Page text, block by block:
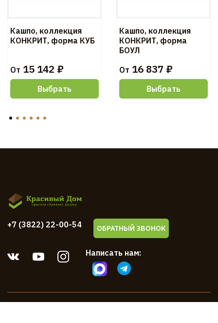
Кашпо, коллекция
КОНКРИТ, форма КУБ
От 15 142 ₽
Выбрать
Кашпо, коллекция
КОНКРИТ, форма
БОУЛ
От 16 837 ₽
Выбрать
Написать нам:
+7 (3822) 22-00-54 ОБРАТНЫЙ ЗВОНОК